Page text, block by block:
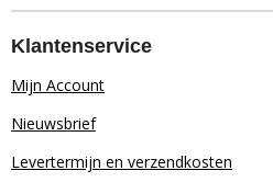
Klantenservice
Mijn Account
Nieuwsbrief
Levertermijn en verzendkosten